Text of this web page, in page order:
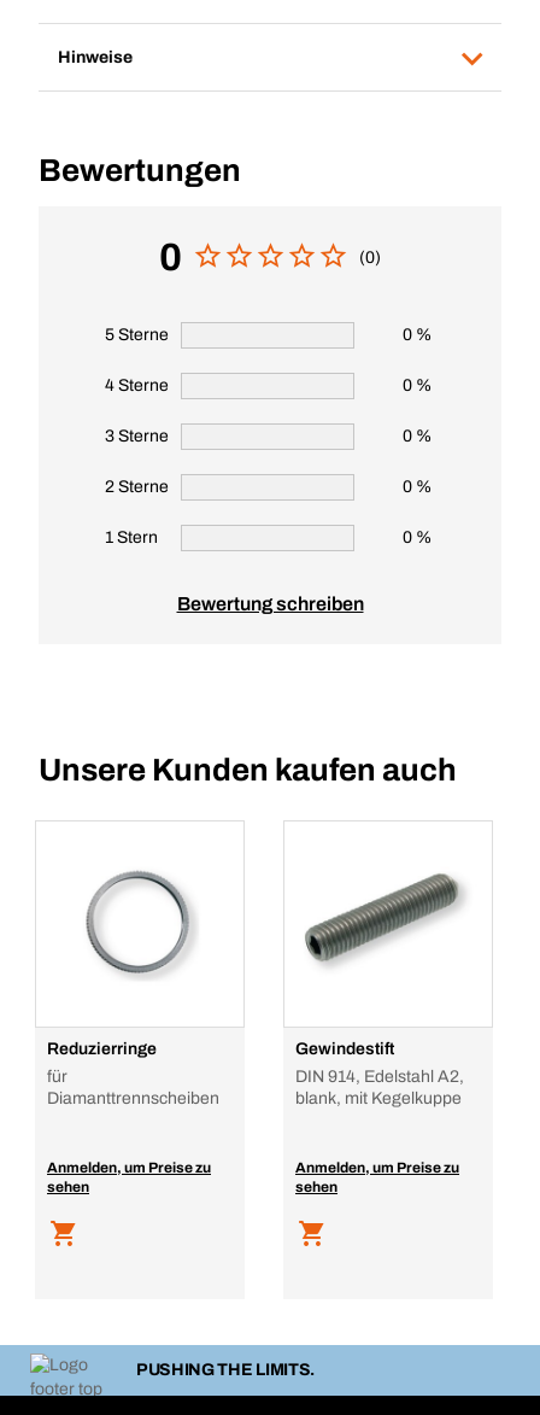
Hinweise
Bewertungen
0 (0)
5 Sterne 0 %
4 Sterne 0 %
3 Sterne 0 %
2 Sterne 0 %
1 Stern 0 %
Bewertung schreiben
Unsere Kunden kaufen auch
Reduzierringe
für
Diamanttrennscheiben
Anmelden, um Preise zu
sehen
Gewindestift
DIN 914, Edelstahl A2,
blank, mit Kegelkuppe
Anmelden, um Preise zu
sehen
PUSHING THE LIMITS.